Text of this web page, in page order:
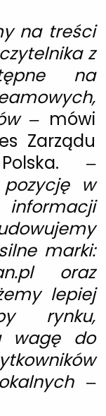
na treści
z
na
– mówi
Zarządu
–
w
marki:
oraz
lepiej
rynku,
wagę do
–